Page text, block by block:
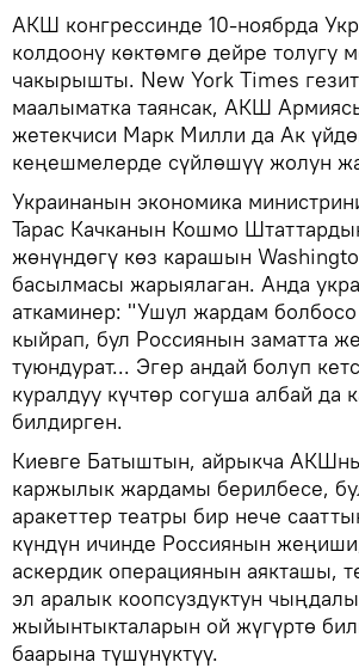
АКШ конгрессинде 10-ноябрда
колдоону көктөмгө дейре толугу
чакырышты. New York Times
маалыматка таянсак, АКШ
жетекчиси Марк Милли да Ак
кеңешмелерде сүйлөшүү жолун
Украинанын экономика
Тарас Качканын Кошмо
жөнүндөгү көз карашын
басылмасы жарыялаган. Анда
аткаминер: "Ушул жардам
кыйрап, бул Россиянын заматта
туюндурат... Эгер андай болуп
куралдуу күчтөр согуша албай
билдирген.
Киевге Батыштын, айрыкча
каржылык жардамы берилбесе,
аракеттер театры бир нече
күндүн ичинде Россиянын
аскердик операциянын аякташы,
эл аралык коопсуздуктун
жыйынтыкталарын ой жүгүртө
баарына түшүнүктүү.